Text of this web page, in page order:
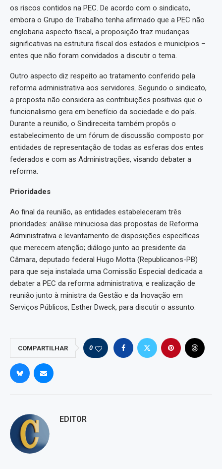
os riscos contidos na PEC. De acordo com o sindicato,
embora o Grupo de Trabalho tenha afirmado que a PEC não
englobaria aspecto fiscal, a proposição traz mudanças
significativas na estrutura fiscal dos estados e municípios –
entes que não foram convidados a discutir o tema.
Outro aspecto diz respeito ao tratamento conferido pela
reforma administrativa aos servidores. Segundo o sindicato,
a proposta não considera as contribuições positivas que o
funcionalismo gera em benefício da sociedade e do país.
Durante a reunião, o Sindireceita também propôs o
estabelecimento de um fórum de discussão composto por
entidades de representação de todas as esferas dos entes
federados e com as Administrações, visando debater a
reforma.
Prioridades
Ao final da reunião, as entidades estabeleceram três
prioridades: análise minuciosa das propostas de Reforma
Administrativa e levantamento de disposições específicas
que merecem atenção; diálogo junto ao presidente da
Câmara, deputado federal Hugo Motta (Republicanos-PB)
para que seja instalada uma Comissão Especial dedicada a
debater a PEC da reforma administrativa; e realização de
reunião junto à ministra da Gestão e da Inovação em
Serviços Públicos, Esther Dweck, para discutir o assunto.
COMPARTILHAR 0
EDITOR